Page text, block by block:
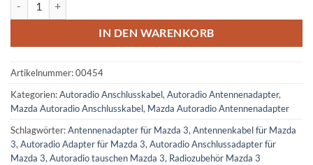
IN DEN WARENKORB
Artikelnummer:00454
Kategorien:Autoradio Anschlusskabel, Autoradio Antennenadapter,
Mazda Autoradio Anschlusskabel, Mazda Autoradio Antennenadapter
Schlagwörter:Antennenadapter für Mazda 3, Antennenkabel für Mazda
3, Autoradio Adapter für Mazda 3, Autoradio Anschlussadapter für
Mazda 3, Autoradio tauschen Mazda 3, Radiozubehör Mazda 3